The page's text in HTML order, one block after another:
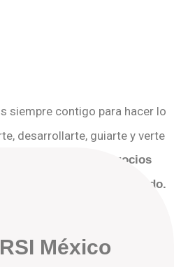
siempre contigo para hacer lo
desarrollarte, guiarte y verte
para construir negocios
futuro que está sucediendo.
México